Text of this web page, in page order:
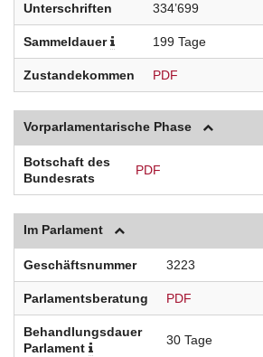
Unterschriften 334’699
Sammeldauer 199 Tage
Zustandekommen PDF
Vorparlamentarische Phase
Botschaft des
Bundesrats
PDF
Im Parlament
Geschäftsnummer 3223
Parlamentsberatung PDF
Behandlungsdauer
Parlament
30 Tage